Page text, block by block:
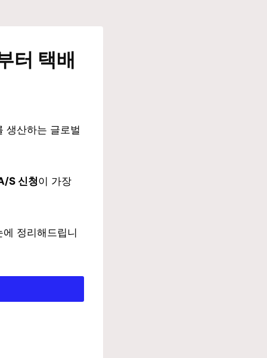
터 택배
생산하는 글로벌
S 신청이 가장
에 정리해드립니